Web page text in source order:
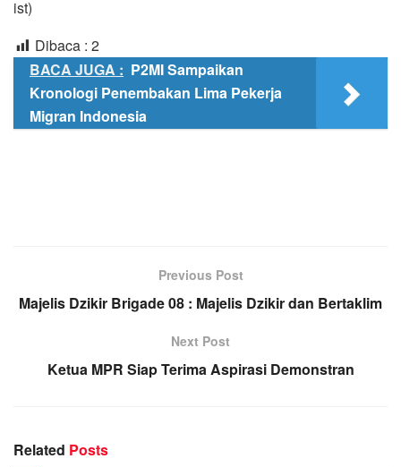
ist)
Dibaca : 2
BACA JUGA : P2MI Sampaikan
Kronologi Penembakan Lima Pekerja
Migran Indonesia
Previous Post
Majelis Dzikir Brigade 08 : Majelis Dzikir dan Bertaklim
Next Post
Ketua MPR Siap Terima Aspirasi Demonstran
Related Posts